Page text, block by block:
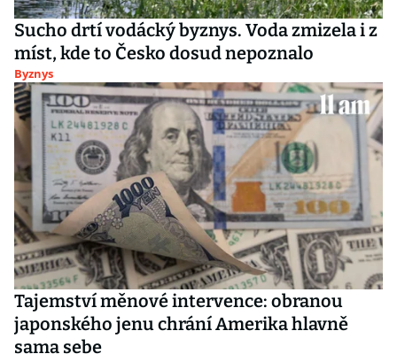
Sucho drtí vodácký byznys. Voda zmizela i z
míst, kde to Česko dosud nepoznalo
Byznys
Tajemství měnové intervence: obranou
japonského jenu chrání Amerika hlavně
sama sebe